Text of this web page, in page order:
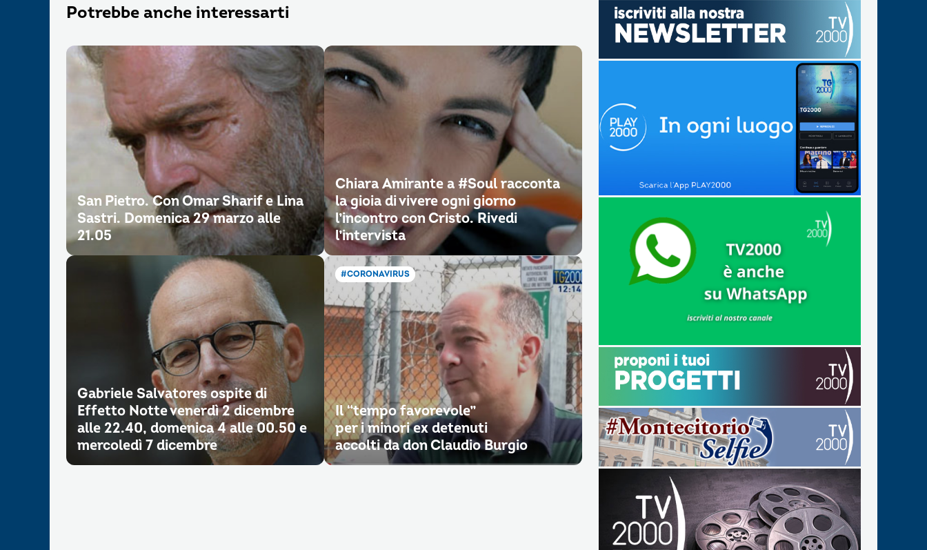
Potrebbe anche interessarti
San Pietro. Con Omar Sharif e Lina
Sastri. Domenica 29 marzo alle
21.05
Chiara Amirante a #Soul racconta
la gioia di vivere ogni giorno
l’incontro con Cristo. Rivedi
l’intervista
Gabriele Salvatores ospite di
Effetto Notte venerdì 2 dicembre
alle 22.40, domenica 4 alle 00.50 e
mercoledì 7 dicembre
#CORONAVIRUS
Il “tempo favorevole”
per i minori ex detenuti
accolti da don Claudio Burgio